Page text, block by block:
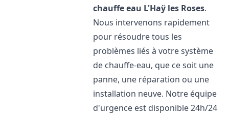
chauffe eau L'Haÿ les Roses.
Nous intervenons rapidement
pour résoudre tous les
problèmes liés à votre système
de chauffe-eau, que ce soit une
panne, une réparation ou une
installation neuve. Notre équipe
d'urgence est disponible 24h/24